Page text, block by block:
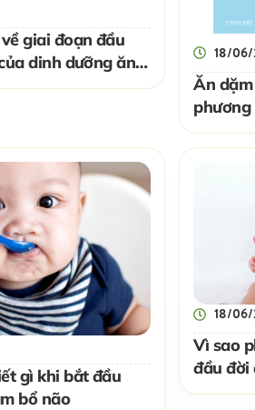
giai đoạn đầu
dinh dưỡng ăn
18/
Ăn
phương
gì khi bắt đầu
bổ não
18/
Vì sao
đầu đời
não?